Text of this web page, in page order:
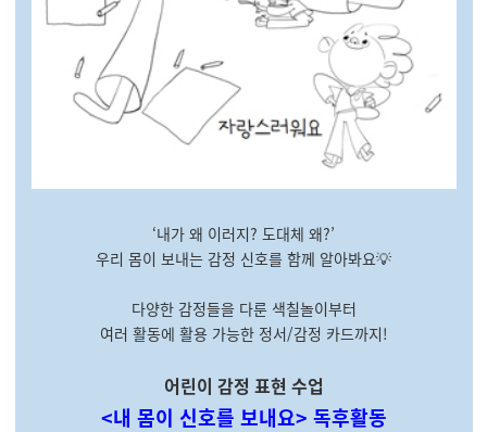
‘내가 왜 이러지? 도대체 왜?’
우리 몸이 보내는 감정 신호를 함께 알아봐요💡
다양한 감정들을 다룬 색칠놀이부터
여러 활동에 활용 가능한 정서/감정 카드까지!
어린이 감정 표현 수업
<내 몸이 신호를 보내요> 독후활동